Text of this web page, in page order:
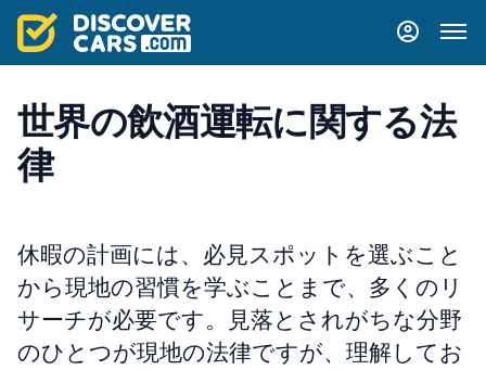
世界の飲酒運転に関する法
律
休暇の計画には、必見スポットを選ぶこと
から現地の習慣を学ぶことまで、多くのリ
サーチが必要です。見落とされがちな分野
のひとつが現地の法律ですが、理解してお